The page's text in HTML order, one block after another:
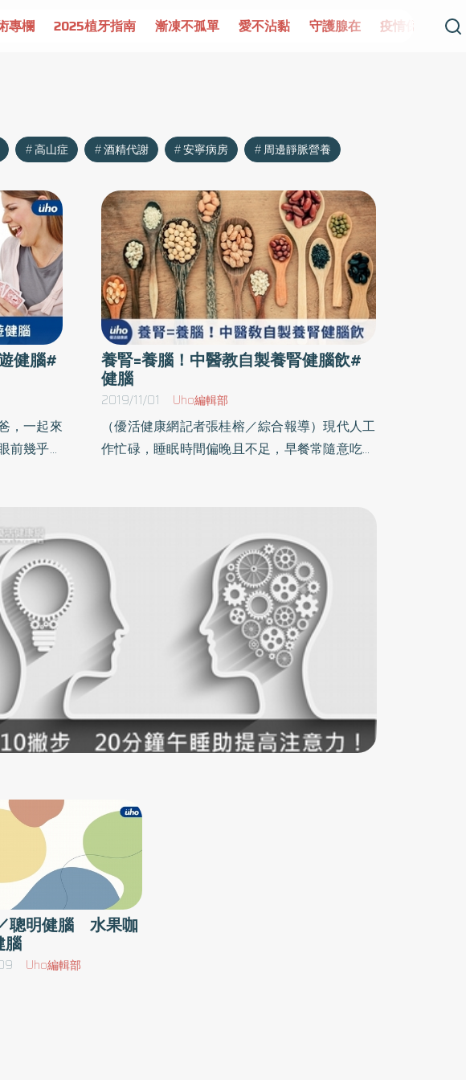
專欄 2025植牙指南 漸凍不孤單 愛不沾黏 守護腺在 疫情保衛戰
高山症 酒精代謝 安寧病房 周邊靜脈營養
健腦#
，一起來
前幾乎是
解及表
談闊論，
的口語回
每天固定
作息的王
、麻將對
語言治
能察覺
迴避溝通
難有所進
，輔以規
際運用。
簡單句
達：利
說出序列
排七的
如「方塊
範並讓
型「換你
養腎=養腦！中醫教自製養腎健腦飲#
健腦
2019/11/01 Uho編輯部
（優活健康網記者張桂榕／綜合報導）現代人工
作忙碌，睡眠時間偏晚且不足，早餐常隨意吃個
午時間肚子就餓了，反而增加了吃點心的機會。
扶元中醫郭大維中醫師表示，想保持一整天的元
氣和體力，早餐更不能馬虎隨便吃！出門上班前
沖泡一杯快速又營養的「養腎健腦飲」開啟活力
的一天！郭醫師的黑五類腦粉◾準備材料：黑
豆、黑芝麻、黑米、桑椹子、女貞子、何首烏、
桃仁、枸杞、黑棗各30克，磨成粉。（可至信賴
的蔘藥行購買藥材，並請店家磨粉）因為這杯以
黑色食材為主，故稱為『黑五類腦粉』！各類材
料營養素1.黑豆：補腎、活血，且有豐富的蛋白
椹子：補肝益腎、填精血5.女貞子、何首烏：補
味加入溫熱的水、牛奶或是豆漿調和即可。時序
漸進入秋冬，很明顯的感受到早晚涼意，這個時
候我們透過補充黑色食物來養腎防寒，同時也為
接下來的冬季養陽，提前作準備喔！
聰明健腦 水果咖
腦
Uho編輯部